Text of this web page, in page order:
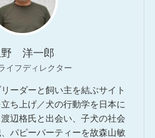
野 洋一郎
イフディレクター
ーダーと飼い主を結ぶサイト
立ち上げ／犬の行動学を日本に
辺格氏と出会い、子犬の社会
パピーパーティーを故森山敏